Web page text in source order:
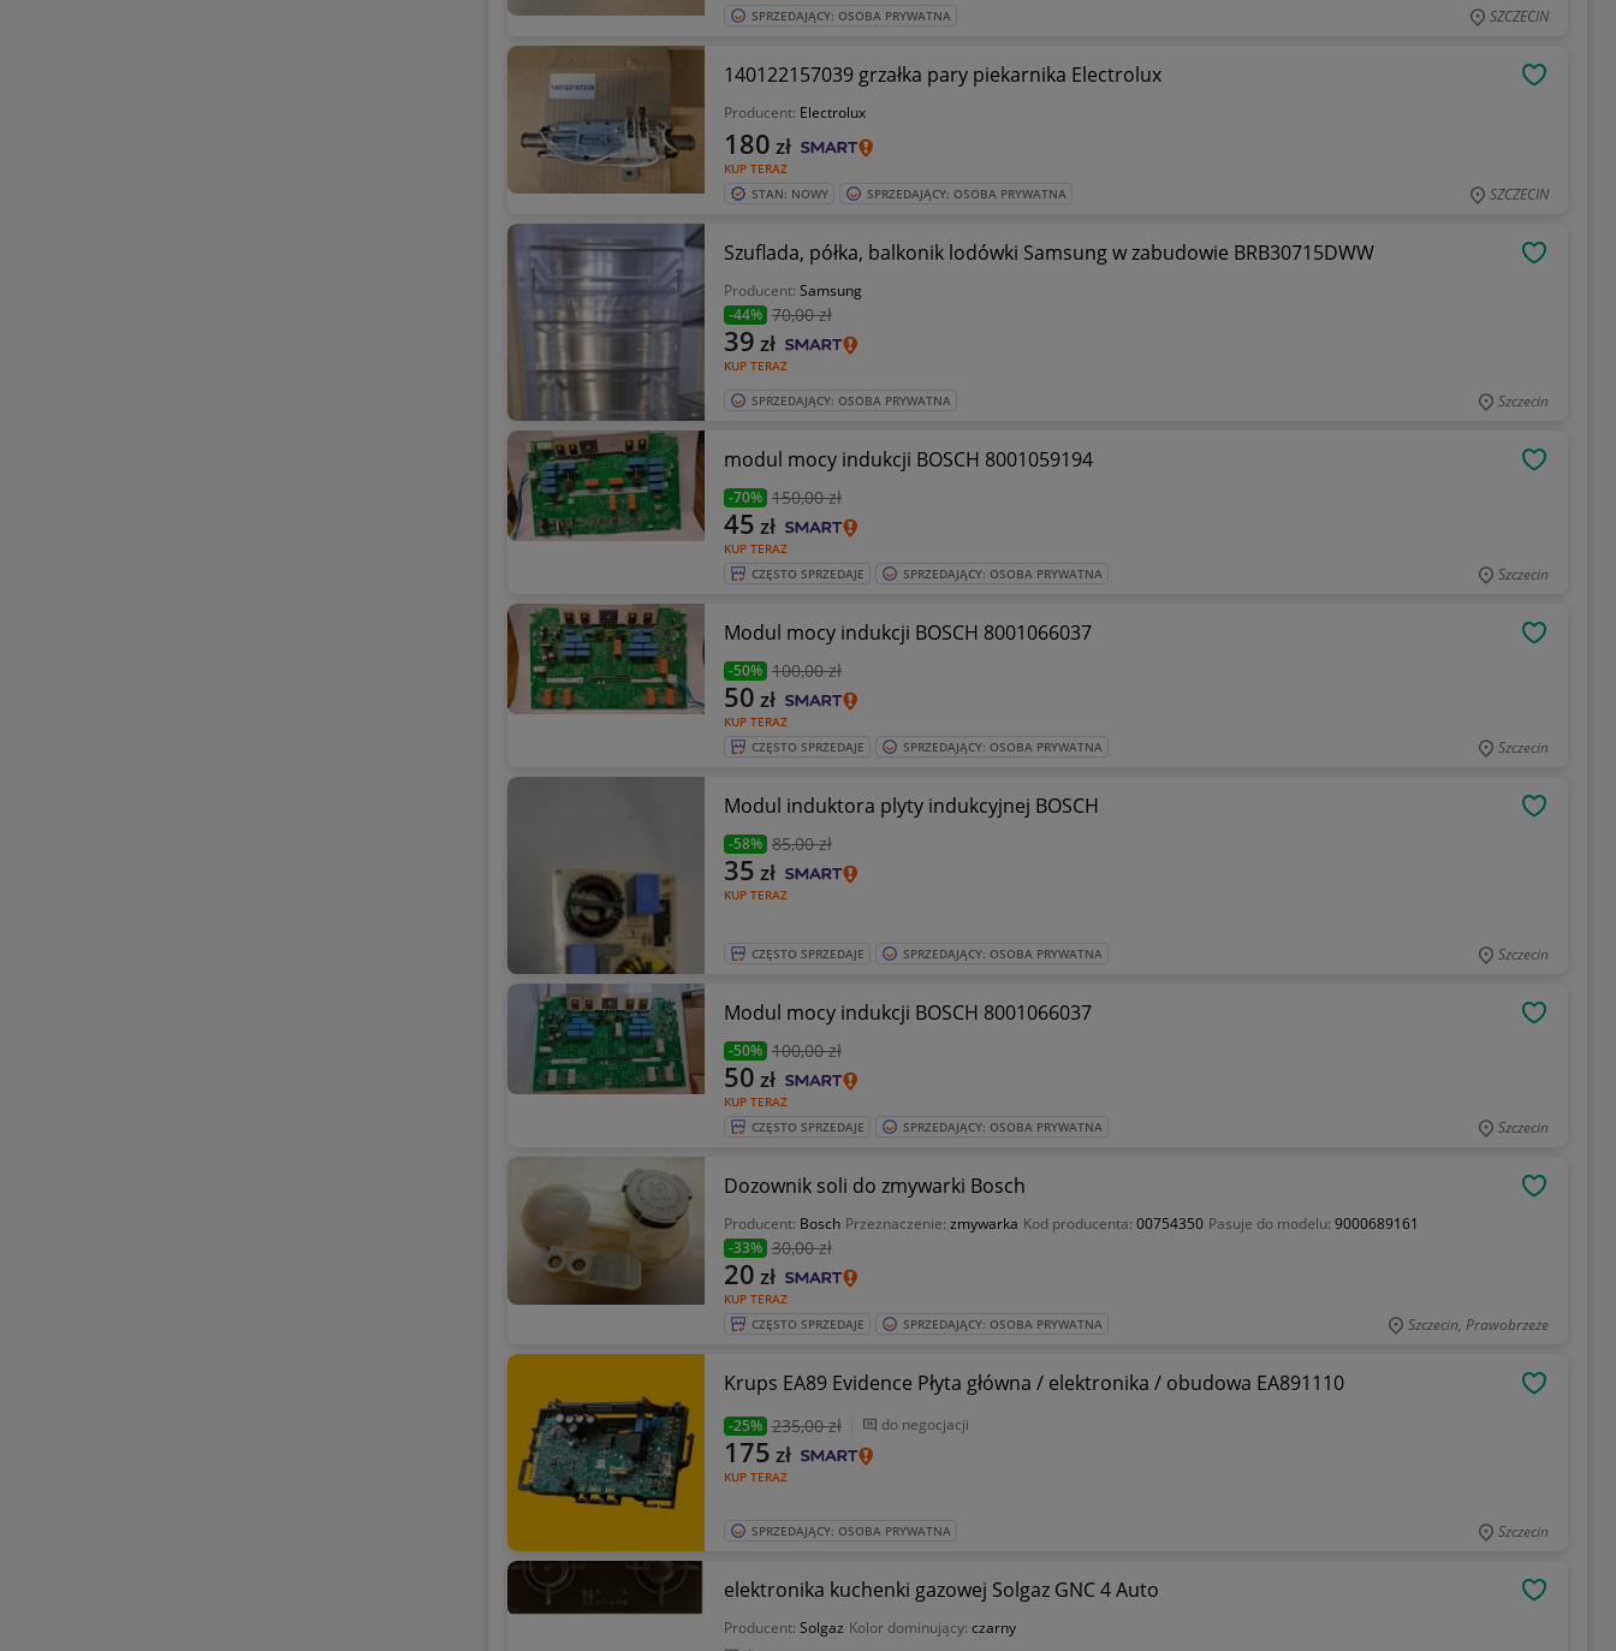
SPRZEDAJĄCY: OSOBA PRYWATNA SZCZECIN
140122157039 grzałka pary piekarnika Electrolux
Producent: Electrolux
KUP TERAZ
180 zł
STAN: NOWY SPRZEDAJĄCY: OSOBA PRYWATNA SZCZECIN
Szuflada, półka, balkonik lodówki Samsung w zabudowie BRB30715DWW
Producent: Samsung
-44% 70,00 zł
KUP TERAZ
39 zł
SPRZEDAJĄCY: OSOBA PRYWATNA Szczecin
modul mocy indukcji BOSCH 8001059194
-70% 150,00 zł
KUP TERAZ
45 zł
CZĘSTO SPRZEDAJE SPRZEDAJĄCY: OSOBA PRYWATNA Szczecin
Modul mocy indukcji BOSCH 8001066037
-50% 100,00 zł
KUP TERAZ
50 zł
CZĘSTO SPRZEDAJE SPRZEDAJĄCY: OSOBA PRYWATNA Szczecin
Modul induktora plyty indukcyjnej BOSCH
-58% 85,00 zł
KUP TERAZ
35 zł
CZĘSTO SPRZEDAJE SPRZEDAJĄCY: OSOBA PRYWATNA Szczecin
Modul mocy indukcji BOSCH 8001066037
-50% 100,00 zł
KUP TERAZ
50 zł
CZĘSTO SPRZEDAJE SPRZEDAJĄCY: OSOBA PRYWATNA Szczecin
Dozownik soli do zmywarki Bosch
Producent: Bosch Przeznaczenie: zmywarka Kod producenta: 00754350 Pasuje do modelu: 9000689161
-33% 30,00 zł
KUP TERAZ
20 zł
CZĘSTO SPRZEDAJE SPRZEDAJĄCY: OSOBA PRYWATNA Szczecin, Prawobrzeże
Krups EA89 Evidence Płyta główna / elektronika / obudowa EA891110
-25% 235,00 zł do negocjacji
KUP TERAZ
175 zł
SPRZEDAJĄCY: OSOBA PRYWATNA Szczecin
elektronika kuchenki gazowej Solgaz GNC 4 Auto
Producent: Solgaz Kolor dominujący: czarny